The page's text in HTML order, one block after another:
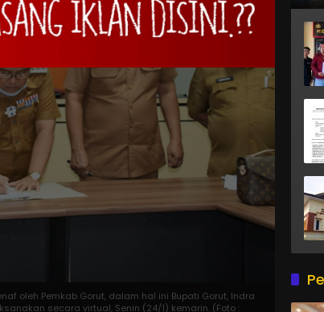
oleh Pemkab Gorut, dalam hal ini Bupati Gorut, Indra
secara virtual, Senin (24/1) kemarin. (Foto :